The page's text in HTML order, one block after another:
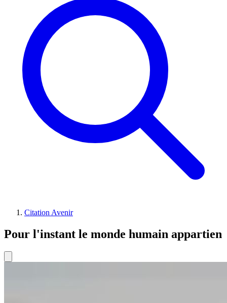
Citation Avenir
Pour l'instant le monde humain appartien